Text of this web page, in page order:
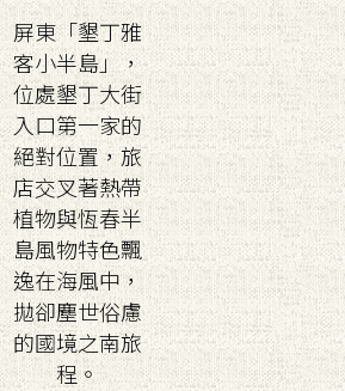
屏東「墾丁雅
客小半島」，
位處墾丁大街
入口第一家的
絕對位置，旅
店交叉著熱帶
植物與恆春半
島風物特色飄
逸在海風中，
拋卻塵世俗慮
的國境之南旅
程。